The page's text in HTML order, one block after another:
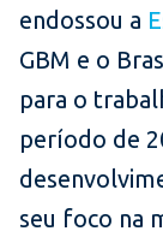
endossou a
GBM e o
para o
período de
seu foco na